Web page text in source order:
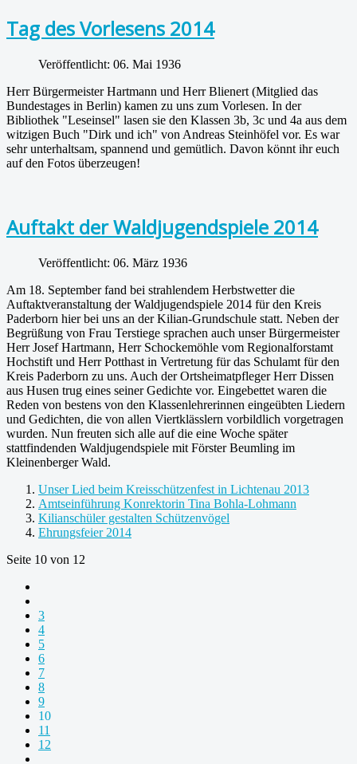
Tag des Vorlesens 2014
Veröffentlicht: 06. Mai 1936
Herr Bürgermeister Hartmann und Herr Blienert (Mitglied das
Bundestages in Berlin) kamen zu uns zum Vorlesen. In der
Bibliothek "Leseinsel" lasen sie den Klassen 3b, 3c und 4a aus dem
witzigen Buch "Dirk und ich" von Andreas Steinhöfel vor. Es war
sehr unterhaltsam, spannend und gemütlich. Davon könnt ihr euch
auf den Fotos überzeugen!
Auftakt der Waldjugendspiele 2014
Veröffentlicht: 06. März 1936
Am 18. September fand bei strahlendem Herbstwetter die
Auftaktveranstaltung der Waldjugendspiele 2014 für den Kreis
Paderborn hier bei uns an der Kilian-Grundschule statt. Neben der
Begrüßung von Frau Terstiege sprachen auch unser Bürgermeister
Herr Josef Hartmann, Herr Schockemöhle vom Regionalforstamt
Hochstift und Herr Potthast in Vertretung für das Schulamt für den
Kreis Paderborn zu uns. Auch der Ortsheimatpfleger Herr Dissen
aus Husen trug eines seiner Gedichte vor. Eingebettet waren die
Reden von bestens von den Klassenlehrerinnen eingeübten Liedern
und Gedichten, die von allen Viertklässlern vorbildlich vorgetragen
wurden. Nun freuten sich alle auf die eine Woche später
stattfindenden Waldjugendspiele mit Förster Beumling im
Kleinenberger Wald.
Unser Lied beim Kreisschützenfest in Lichtenau 2013
Amtseinführung Konrektorin Tina Bohla-Lohmann
Kilianschüler gestalten Schützenvögel
Ehrungsfeier 2014
Seite 10 von 12
3
4
5
6
7
8
9
10
11
12